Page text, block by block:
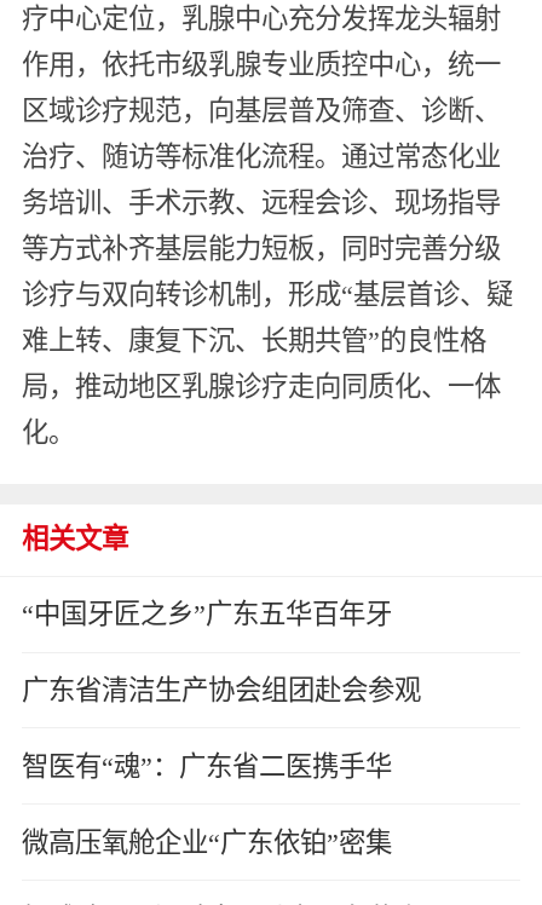
疗中心定位，乳腺中心充分发挥龙头辐射
作用，依托市级乳腺专业质控中心，统一
区域诊疗规范，向基层普及筛查、诊断、
治疗、随访等标准化流程。通过常态化业
务培训、手术示教、远程会诊、现场指导
等方式补齐基层能力短板，同时完善分级
诊疗与双向转诊机制，形成“基层首诊、疑
难上转、康复下沉、长期共管”的良性格
局，推动地区乳腺诊疗走向同质化、一体
化。
相关文章
“中国牙匠之乡”广东五华百年牙
广东省清洁生产协会组团赴会参观
智医有“魂”：广东省二医携手华
微高压氧舱企业“广东依铂”密集